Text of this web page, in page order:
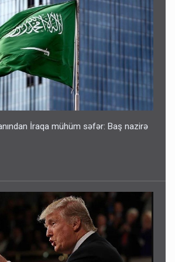
İraqa mühüm səfər: Baş nazirə